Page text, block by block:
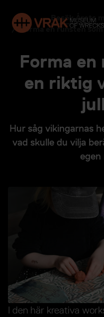
Besök Årets
Forma en runsten
Forma
en riktig
Hur såg vikingarnas
vad skulle du vilja
egen
I den här kreativa